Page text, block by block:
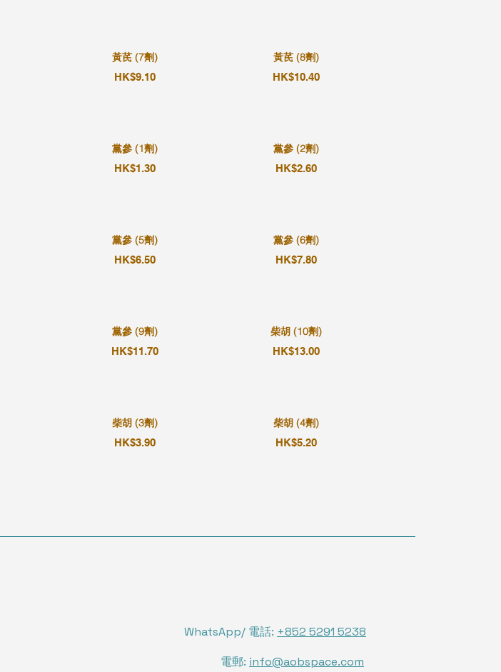
黃芪 (7劑)
HK$9.10
黨參 (1劑)
HK$1.30
黨參 (5劑)
HK$6.50
黨參 (9劑)
HK$11.70
柴胡 (3劑)
HK$3.90
黃芪 (8劑)
HK$10.40
黨參 (2劑)
HK$2.60
黨參 (6劑)
HK$7.80
柴胡 (10劑)
HK$13.00
柴胡 (4劑)
HK$5.20
WhatsApp/ 電話: +852 5291 5238
電郵: info@aobspace.com